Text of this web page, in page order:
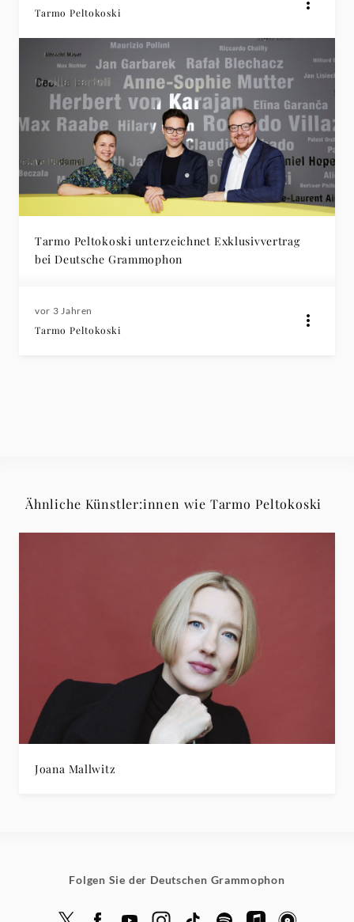
Tarmo Peltokoski
Tarmo Peltokoski unterzeichnet Exklusivvertrag
bei Deutsche Grammophon
vor 3 Jahren
Tarmo Peltokoski
Ähnliche Künstler:innen wie Tarmo Peltokoski
Joana Mallwitz
Folgen Sie der Deutschen Grammophon